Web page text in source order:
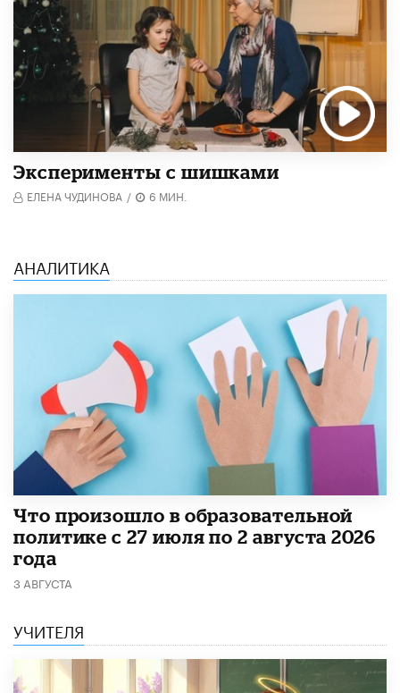
Эксперименты с шишками
ЕЛЕНА ЧУДИНОВА / 6 МИН.
АНАЛИТИКА
​Что произошло в образовательной
политике с 27 июля по 2 августа 2026
года
3 АВГУСТА
УЧИТЕЛЯ